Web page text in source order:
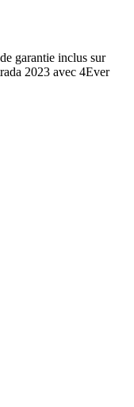
garantie inclus sur
2023 avec 4Ever